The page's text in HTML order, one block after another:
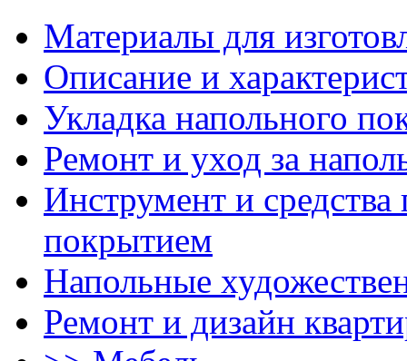
Материалы для
Описание и
Укладка напольного
Ремонт и уход за
Инструмент и
покрытием
Напольные
Ремонт и дизайн